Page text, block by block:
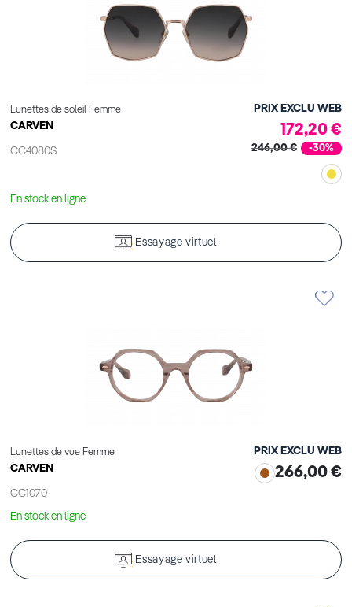
Lunettes de soleil Femme
CARVEN
CC4080S
PRIX EXCLU WEB
172,20 €
246,00 € -30%
En stock en ligne
Essayage virtuel
Lunettes de vue Femme
CARVEN
CC1070
PRIX EXCLU WEB
266,00 €
En stock en ligne
Essayage virtuel